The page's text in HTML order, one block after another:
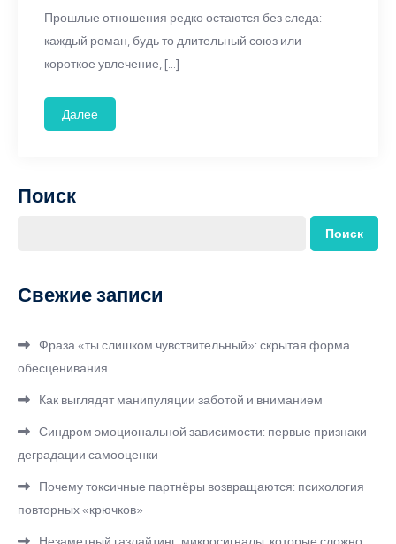
Прошлые отношения редко остаются без следа:
каждый роман, будь то длительный союз или
короткое увлечение, […]
Далее
Поиск
Поиск
Свежие записи
Фраза «ты слишком чувствительный»: скрытая форма
обесценивания
Как выглядят манипуляции заботой и вниманием
Синдром эмоциональной зависимости: первые признаки
деградации самооценки
Почему токсичные партнёры возвращаются: психология
повторных «крючков»